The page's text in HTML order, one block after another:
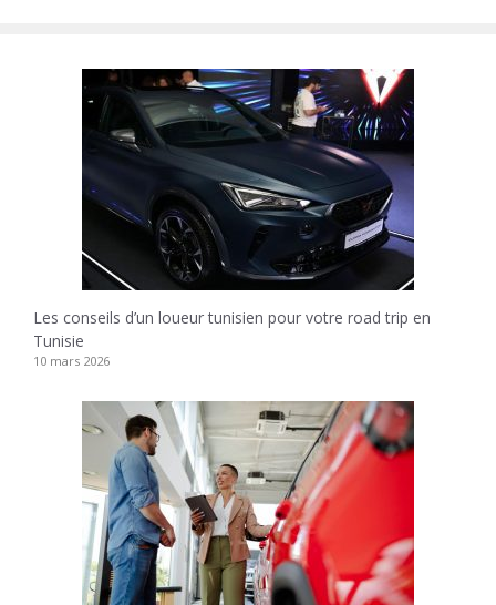
Les conseils d’un loueur tunisien pour votre road trip en
Tunisie
10 mars 2026